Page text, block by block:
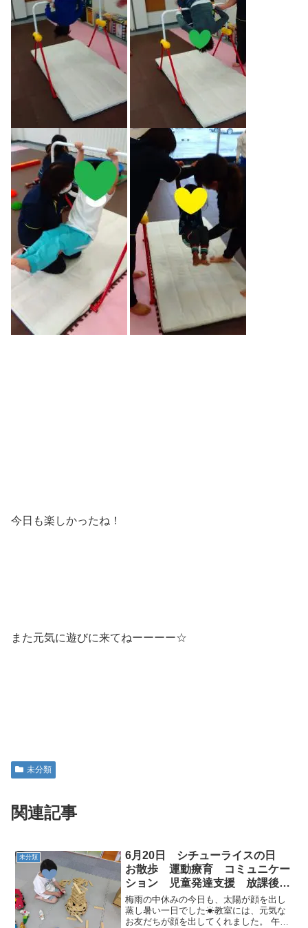
今日も楽しかったね！
また元気に遊びに来てねーーーー☆
未分類
関連記事
未分類
6月20日 シチューライスの日
お散歩 運動療育 コミュニケー
ション 児童発達支援 放課後等
デイサービス 常総市 つくばみ
らい市 坂東市 守谷市
梅雨の中休みの今日も、太陽が顔を出し
蒸し暑い一日でした☀教室には、元気な
お友だちが顔を出してくれました。 午後